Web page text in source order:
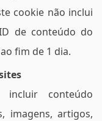
cookie não inclui
de conteúdo do
fim de 1 dia.
conteúdo
imagens, artigos,